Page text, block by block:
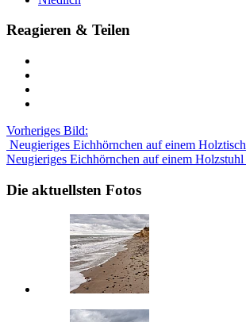
Reagieren & Teilen
Vorheriges Bild:
Neugieriges Eichhörnchen auf einem Holztisch
Neugieriges Eichhörnchen auf einem Holzstuhl
Die aktuellsten Fotos